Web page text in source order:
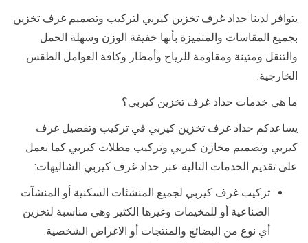
يتوافر لدينا حداد غرف تخزين كيربي لتركيب وتصميم غرف تخزين
بجميع المقاسات والمتميزة بأنها خفيفة الوزن وسهلة الحمل
والتنقل ومتينة ومقاومة للرياح وأمطار وكافة العوامل الطقس
الخارجية.
ما هي خدمات حداد غرف تخزين كيربي؟
يساعدكم حداد غرف تخزين كيربي في تركيب وتفصيل غرف
كيربي وتصميم مخازن كيربي وتركيب مظلات كيربي كما نعمل
على تقديم الخدمات التالية عبر حداد غرف كيربي الشاليهات:
تركيب غرف كيربي لجميع المنشئات السكنية أو المنشآت
الصناعية أو للمخيمات وغيرها الكثير وهي مناسبة لتخزين
أي نوع من البضائع والمنتجات أو الاغراض الشخصية.